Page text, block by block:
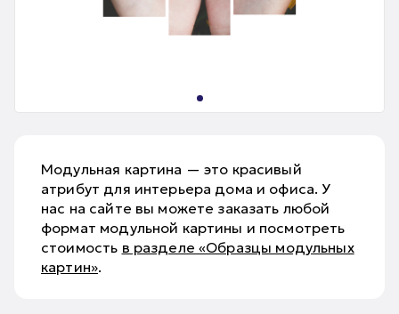
Модульная картина — это красивый
атрибут для интерьера дома и офиса. У
нас на сайте вы можете заказать любой
формат модульной картины и посмотреть
стоимость в разделе «Образцы модульных
картин».